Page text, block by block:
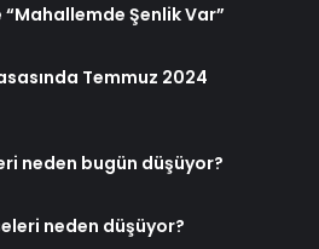
Şenlik Var”
Temmuz 2024
neden bugün düşüyor?
neden düşüyor?